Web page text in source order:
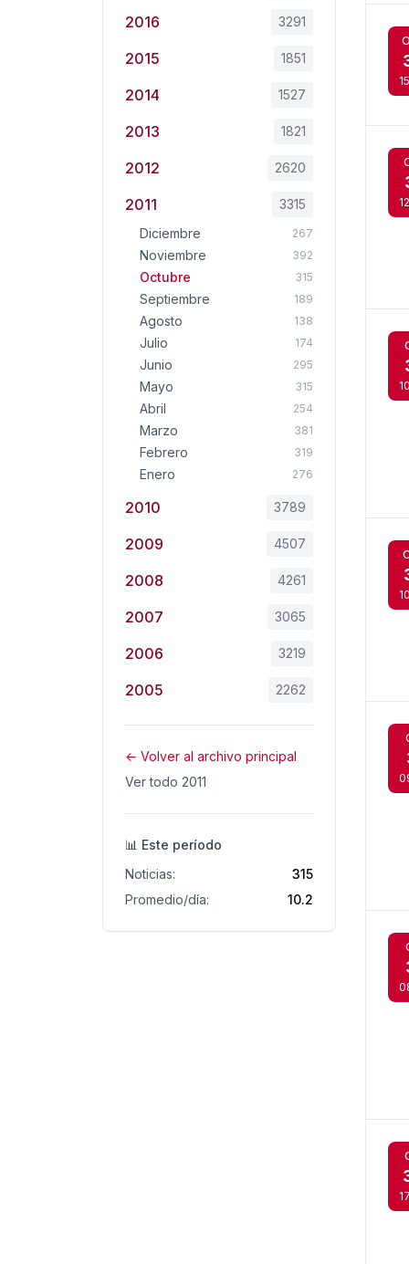
2016 3291
2015 1851
2014 1527
2013 1821
2012 2620
2011
3315
Diciembre
267
Noviembre 392
Octubre 315
Septiembre 189
Agosto 138
Julio 174
Junio 295
Mayo 315
Abril 254
Marzo 381
Febrero 319
Enero 276
2010 3789
2009 4507
2008 4261
2007 3065
2006 3219
2005 2262
← Volver al archivo principal
Ver todo 2011
📊 Este período
Noticias:
315
Promedio/día:
10.2